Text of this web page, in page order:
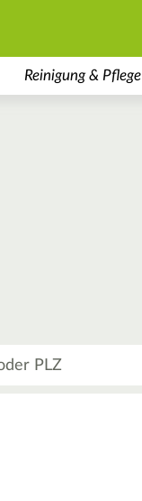
Reinigung & Pflege